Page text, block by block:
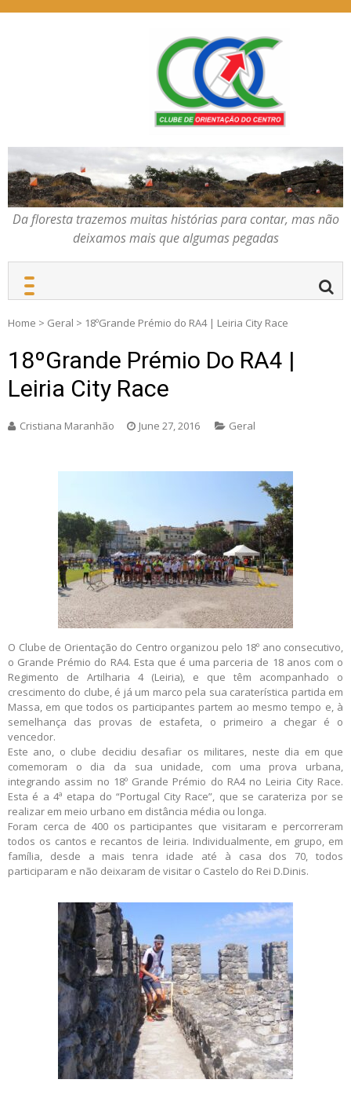
COC – CLUBE DE
ORIENTAÇÃO DO
CENTRO
Da floresta trazemos
muitas histórias para
contar, mas não deixamos
mais que algumas
pegadas
Da floresta trazemos muitas histórias para contar, mas não
deixamos mais que algumas pegadas
Home > Geral > 18ºGrande Prémio do RA4 | Leiria City Race
18ºGrande Prémio Do RA4 |
Leiria City Race
Cristiana Maranhão June 27, 2016 Geral
O Clube de Orientação do Centro organizou pelo 18º ano consecutivo,
o Grande Prémio do RA4. Esta que é uma parceria de 18 anos com o
Regimento de Artilharia 4 (Leiria), e que têm acompanhado o
crescimento do clube, é já um marco pela sua caraterística partida em
Massa, em que todos os participantes partem ao mesmo tempo e, à
semelhança das provas de estafeta, o primeiro a chegar é o
vencedor.
Este ano, o clube decidiu desafiar os militares, neste dia em que
comemoram o dia da sua unidade, com uma prova urbana,
integrando assim no 18º Grande Prémio do RA4 no Leiria City Race.
Esta é a 4ª etapa do “Portugal City Race”, que se carateriza por se
realizar em meio urbano em distância média ou longa.
Foram cerca de 400 os participantes que visitaram e percorreram
todos os cantos e recantos de leiria. Individualmente, em grupo, em
família, desde a mais tenra idade até à casa dos 70, todos
participaram e não deixaram de visitar o Castelo do Rei D.Dinis.